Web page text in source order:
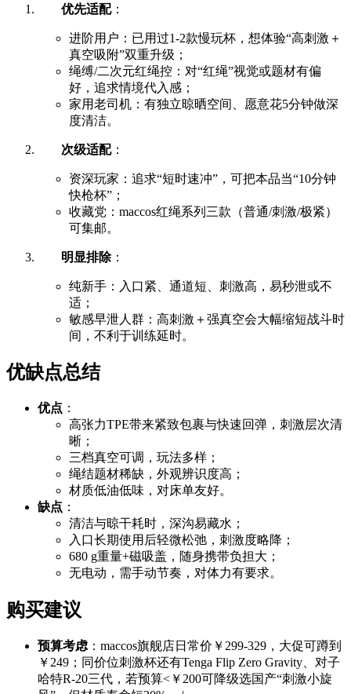
优先适配：
进阶用户：已用过1-2款慢玩杯，想体验“高刺激＋
真空吸附”双重升级；
绳缚/二次元红绳控：对“红绳”视觉或题材有偏
好，追求情境代入感；
家用老司机：有独立晾晒空间、愿意花5分钟做深
度清洁。
次级适配：
资深玩家：追求“短时速冲”，可把本品当“10分钟
快枪杯”；
收藏党：maccos红绳系列三款（普通/刺激/极紧）
可集邮。
明显排除：
纯新手：入口紧、通道短、刺激高，易秒泄或不
适；
敏感早泄人群：高刺激＋强真空会大幅缩短战斗时
间，不利于训练延时。
优缺点总结
优点 ：
高张力TPE带来紧致包裹与快速回弹，刺激层次清
晰；
三档真空可调，玩法多样；
绳结题材稀缺，外观辨识度高；
材质低油低味，对床单友好。
缺点 ：
清洁与晾干耗时，深沟易藏水；
入口长期使用后轻微松弛，刺激度略降；
680 g重量+磁吸盖，随身携带负担大；
无电动，需手动节奏，对体力有要求。
购买建议
预算考虑 ：maccos旗舰店日常价￥299-329，大促可蹲到
￥249；同价位刺激杯还有Tenga Flip Zero Gravity、对子
哈特R-20三代，若预算<￥200可降级选国产“刺激小旋